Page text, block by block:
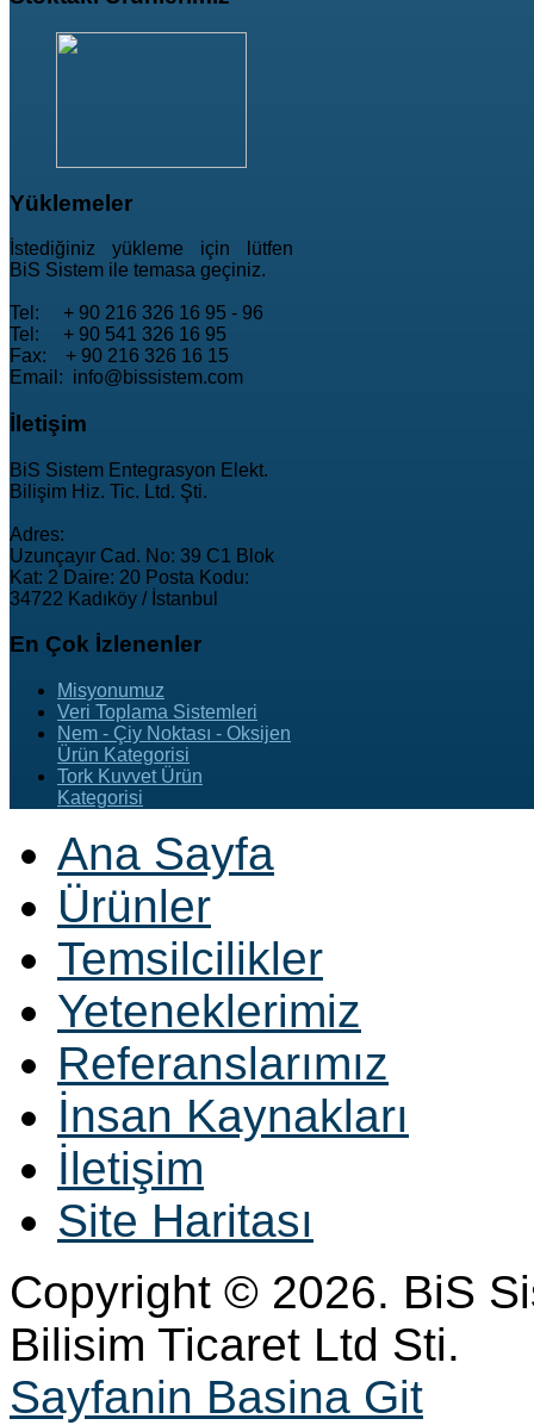
Yüklemeler
İstediğiniz yükleme için lütfen
BiS Sistem ile temasa geçiniz.
Tel: + 90 216 326 16 95 - 96
Tel: + 90 541 326 16 95
Fax: + 90 216 326 16 15
Email: info@bissistem.com
İletişim
BiS Sistem Entegrasyon Elekt.
Bilişim Hiz. Tic. Ltd. Şti.
Adres:
Uzunçayır Cad. No: 39 C1 Blok
Kat: 2 Daire: 20 Posta Kodu:
34722 Kadıköy / İstanbul
En Çok İzlenenler
Misyonumuz
Veri Toplama Sistemleri
Nem - Çiy Noktası - Oksijen
Ürün Kategorisi
Tork Kuvvet Ürün
Kategorisi
Ana Sayfa
Ürünler
Temsilcilikler
Yeteneklerimiz
Referanslarımız
İnsan Kaynakları
İletişim
Site Haritası
Copyright © 2026. BiS
Bilisim Ticaret Ltd Sti.
Sayfanin Basina Git